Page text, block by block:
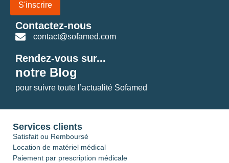
S'inscrire
Contactez-nous
contact@sofamed.com
Rendez-vous sur...
notre Blog
pour suivre toute l’actualité Sofamed
Services clients
Satisfait ou Remboursé
Location de matériel médical
Paiement par prescription médicale